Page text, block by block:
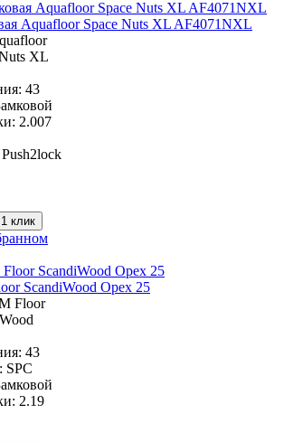
Aquafloor Space Nuts XL AF4071NXL
XL
43
2.007
Push2lock
клик
ScandiWood Орех 25
Floor
43
SPC
2.19